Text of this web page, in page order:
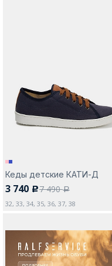
Да, все верно
О компании
Покупателям
Кеды детские КАТИ-Д
3 740 c7 490a
32, 33, 34, 35, 36, 37, 38